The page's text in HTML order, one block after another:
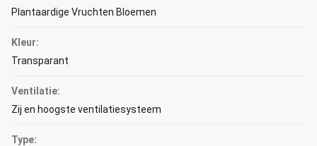
Plantaardige Vruchten Bloemen
Kleur:
Transparant
Ventilatie:
Zij en hoogste ventilatiesysteem
Type: